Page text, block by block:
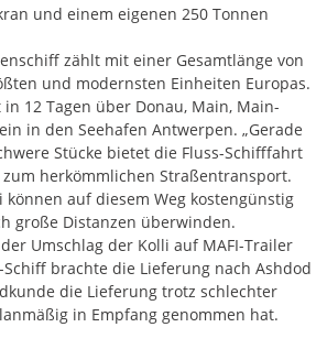
und einem eigenen 250 Tonnen
zählt mit einer Gesamtlänge von
und modernsten Einheiten Europas.
12 Tagen über Donau, Main, Main-
in den Seehafen Antwerpen. „Gerade
Stücke bietet die Fluss-Schifffahrt
herkömmlichen Straßentransport.
können auf diesem Weg kostengünstig
große Distanzen überwinden.
Umschlag der Kolli auf MAFI-Trailer
Schiff brachte die Lieferung nach Ashdod
die Lieferung trotz schlechter
in Empfang genommen hat.